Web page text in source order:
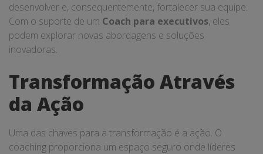
desenvolver e, consequentemente, fortalecer sua equipe.
Com o suporte de um Coach para executivos, eles
podem explorar novas abordagens e soluções
inovadoras.
Transformação Através
da Ação
Uma das chaves para a transformação é a ação. O
coaching proporciona um espaço seguro onde líderes